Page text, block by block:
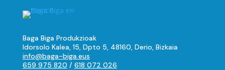
Baga Biga Produkzioak
Idorsolo Kalea, 15, Dpto 5, 48160, Derio, Bizkaia
info@baga-biga.eus
659 975 820 / 618 072 026